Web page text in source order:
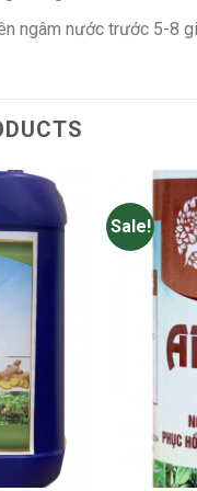
ngâm nước trước 5-8
Sale!